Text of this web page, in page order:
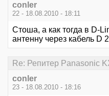
conler
22 - 18.08.2010 - 18:11
Стоша, а как тогда в D-
антенну через кабель D
Re: Репитер Panasonic
conler
23 - 18.08.2010 - 18:16